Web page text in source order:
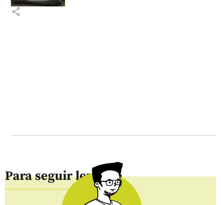
share
Para seguir leyendo